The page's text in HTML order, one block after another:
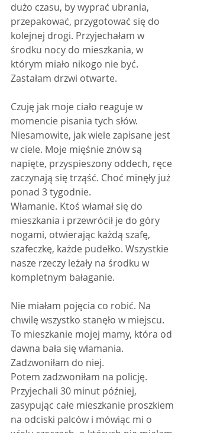
dużo czasu, by wyprać ubrania,
przepakować, przygotować się do
kolejnej drogi. Przyjechałam w
środku nocy do mieszkania, w
którym miało nikogo nie być.
Zastałam drzwi otwarte.
Czuję jak moje ciało reaguje w
momencie pisania tych słów.
Niesamowite, jak wiele zapisane jest
w ciele. Moje mięśnie znów są
napięte, przyspieszony oddech, ręce
zaczynają się trząść. Choć minęły już
ponad 3 tygodnie.
Włamanie. Ktoś włamał się do
mieszkania i przewrócił je do góry
nogami, otwierając każdą szafę,
szafeczkę, każde pudełko. Wszystkie
nasze rzeczy leżały na środku w
kompletnym bałaganie.
Nie miałam pojęcia co robić. Na
chwilę wszystko stanęło w miejscu.
To mieszkanie mojej mamy, która od
dawna bała się włamania.
Zadzwoniłam do niej.
Potem zadzwoniłam na policję.
Przyjechali 30 minut później,
zasypując całe mieszkanie proszkiem
na odciski palców i mówiąc mi o